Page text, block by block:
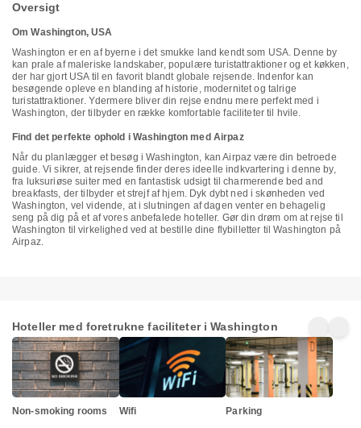
Oversigt
Om Washington, USA
Washington er en af byerne i det smukke land kendt som USA. Denne by
kan prale af maleriske landskaber, populære turistattraktioner og et køkken,
der har gjort USA til en favorit blandt globale rejsende. Indenfor kan
besøgende opleve en blanding af historie, modernitet og talrige
turistattraktioner. Ydermere bliver din rejse endnu mere perfekt med i
Washington, der tilbyder en række komfortable faciliteter til hvile.
Find det perfekte ophold i Washington med Airpaz
Når du planlægger et besøg i Washington, kan Airpaz være din betroede
guide. Vi sikrer, at rejsende finder deres ideelle indkvartering i denne by,
fra luksuriøse suiter med en fantastisk udsigt til charmerende bed and
breakfasts, der tilbyder et strejf af hjem. Dyk dybt ned i skønheden ved
Washington, vel vidende, at i slutningen af dagen venter en behagelig
seng på dig på et af vores anbefalede hoteller. Gør din drøm om at rejse til
Washington til virkelighed ved at bestille dine flybilletter til Washington på
Airpaz.
Hoteller med foretrukne faciliteter i Washington
Non-smoking rooms Wifi Parking